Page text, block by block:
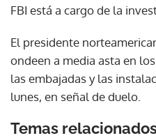
FBI está a cargo de la
El presidente
ondeen a media asta en
las embajadas y las
lunes, en señal de duelo.
Temas